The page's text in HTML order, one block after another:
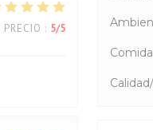
: 5/5
Comida